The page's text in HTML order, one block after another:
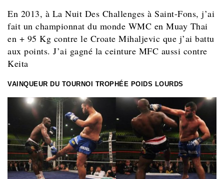
En 2013, à La Nuit Des Challenges à Saint-Fons, j’ai
fait un championnat du monde WMC en Muay Thai
en + 95 Kg contre le Croate Mihaljevic que j’ai battu
aux points. J’ai gagné la ceinture MFC aussi contre
Keita
VAINQUEUR DU TOURNOI TROPHÉE POIDS LOURDS